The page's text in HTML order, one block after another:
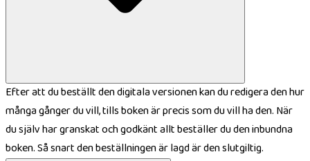
Efter att du beställt den digitala versionen kan du redigera den hur
många gånger du vill, tills boken är precis som du vill ha den. När
du själv har granskat och godkänt allt beställer du den inbundna
boken. Så snart den beställningen är lagd är den slutgiltig.